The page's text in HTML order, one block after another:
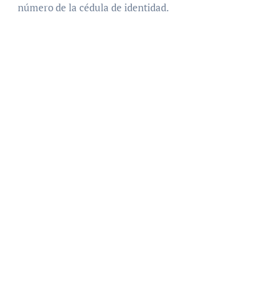
número de la cédula de identidad.